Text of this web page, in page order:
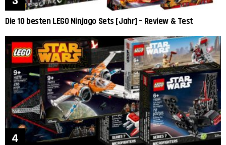
Die 10 besten LEGO Ninjago Sets [Jahr] – Review & Test